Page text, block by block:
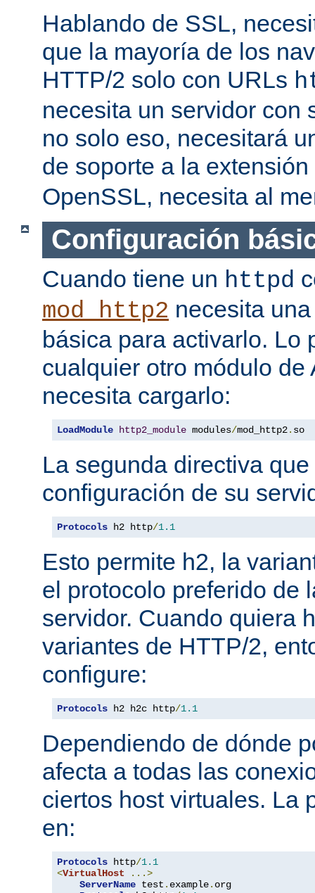
Hablando de SSL,
que la mayoría de los
HTTP/2 solo con URLs
necesita un servidor con
no solo eso, necesitará
de soporte a la extensión
OpenSSL, necesita al
Configuración
Cuando tiene un httpd
mod_http2 necesita
básica para activarlo. Lo
cualquier otro módulo de
necesita cargarlo:
LoadModule http2_module modules/mod_http2. so
La segunda directiva
configuración de su
Protocols h2 http/1.1
Esto permite h2, la
el protocolo preferido de
servidor. Cuando quiera
variantes de HTTP/2,
configure:
Protocols h2 h2c http/1.1
Dependiendo de dónde
afecta a todas las
ciertos host virtuales. La
en:
Protocols http/1.1
<VirtualHost
...>
ServerName test . example. org